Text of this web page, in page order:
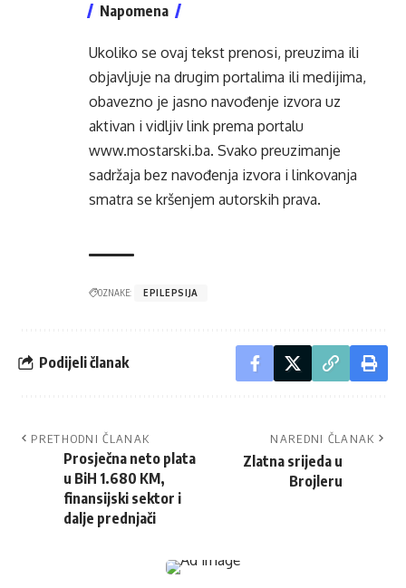
Napomena
Ukoliko se ovaj tekst prenosi, preuzima ili
objavljuje na drugim portalima ili medijima,
obavezno je jasno navođenje izvora uz
aktivan i vidljiv link prema portalu
www.mostarski.ba. Svako preuzimanje
sadržaja bez navođenja izvora i linkovanja
smatra se kršenjem autorskih prava.
OZNAKE: EPILEPSIJA
Podijeli članak
PRETHODNI ČLANAK
Prosječna neto plata
u BiH 1.680 KM,
finansijski sektor i
dalje prednjači
NAREDNI ČLANAK
Zlatna srijeda u
Brojleru